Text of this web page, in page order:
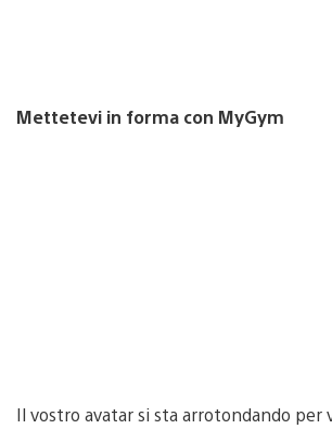
Mettetevi in forma con MyGym
Il vostro avatar si sta arrotondando per